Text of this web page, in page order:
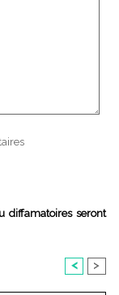
diffamatoires seront
< >